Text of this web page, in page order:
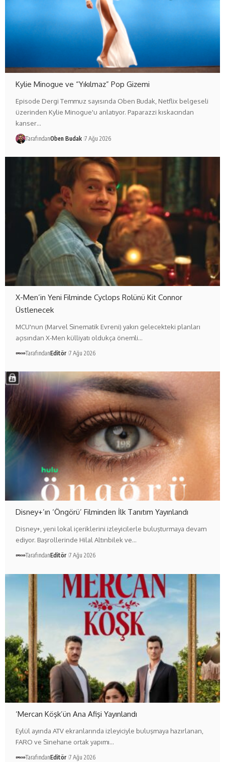
Kylie Minogue ve “Yıkılmaz” Pop Gizemi
Episode Dergi Temmuz sayısında Oben Budak, Netflix belgeseli
üzerinden Kylie Minogue'u anlatıyor. Paparazzi kıskacından
kanser…
TarafındanOben Budak 7 Ağu 2026
X-Men’in Yeni Filminde Cyclops Rolünü Kit Connor
Üstlenecek
MCU'nun (Marvel Sinematik Evreni) yakın gelecekteki planları
açısından X-Men külliyatı oldukça önemli…
TarafındanEditör 7 Ağu 2026
Disney+’ın ‘Öngörü’ Filminden İlk Tanıtım Yayınlandı
Disney+, yeni lokal içeriklerini izleyicilerle buluşturmaya devam
ediyor. Başrollerinde Hilal Altınbilek ve…
TarafındanEditör 7 Ağu 2026
‘Mercan Köşk’ün Ana Afişi Yayınlandı
Eylül ayında ATV ekranlarında izleyiciyle buluşmaya hazırlanan,
FARO ve Sinehane ortak yapımı…
TarafındanEditör 7 Ağu 2026